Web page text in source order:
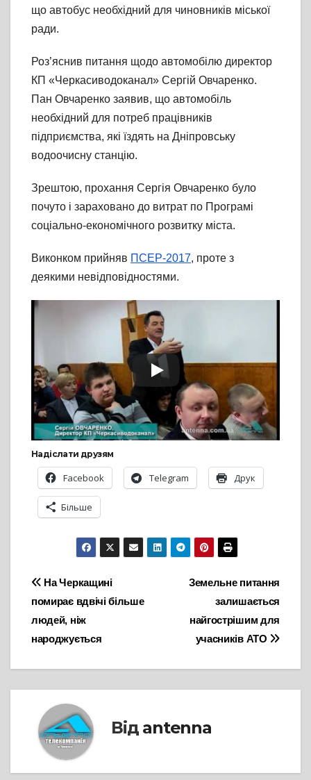
що автобус необхідний для чиновників міської
ради.
Роз’яснив питання щодо автомобілю директор
КП «Черкасиводоканал» Сергій Овчаренко.
Пан Овчаренко заявив, що автомобіль
необхідний для потреб працівників
підприємства, які їздять на Дніпровську
водоочисну станцію.
Зрештою, прохання Сергія Овчаренко було
почуто і зараховано до витрат по Програмі
соціально-економічного розвитку міста.
Виконком прийняв ПСЕР-2017, проте з
деякими невідповідностями.
Надіслати друзям
Facebook Telegram Друк
Більше
Навігація
записів
Земельне питання
залишається
найгострішим для
учасників АТО
На Черкащині
помирає вдвічі більше
людей, ніж
народжується
Від antenna